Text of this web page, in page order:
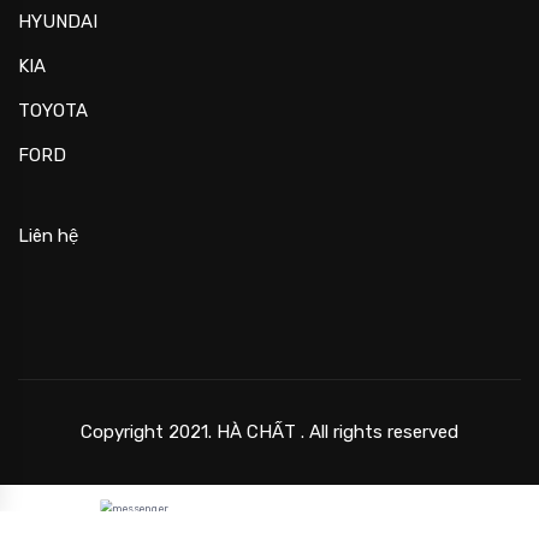
HYUNDAI
KIA
TOYOTA
FORD
Liên hệ
Copyright 2021. HÀ CHẤT . All rights reserved